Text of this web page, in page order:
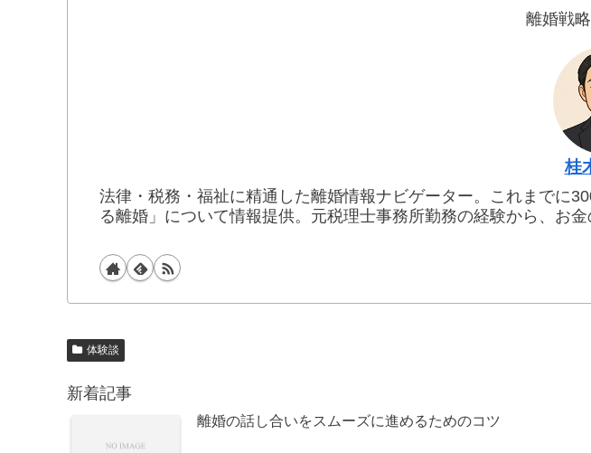
離婚戦
桂
法律・税務・福祉に精通した離婚情報ナビゲーター。これまでに
る離婚」について情報提供。元税理士事務所勤務の経験から、お金
体験談
新着記事
離婚の話し合いをスムーズに進めるためのコツ